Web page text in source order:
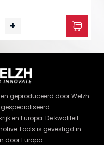
+
geproduceerd door Welzh
gespecialiseerd
en Europa. De kwaliteit
Tools is gevestigd in
door Europa.